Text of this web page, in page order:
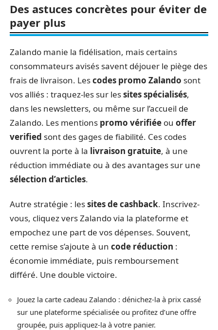
Des astuces concrètes pour éviter de
payer plus
Zalando manie la fidélisation, mais certains
consommateurs avisés savent déjouer le piège des
frais de livraison. Lescodes promo Zalando sont
vos alliés : traquez-les sur lessites spécialisés,
dans les newsletters, ou même sur l’accueil de
Zalando. Les mentions promo vérifiée ou offer
verified sont des gages de fiabilité. Ces codes
ouvrent la porte à la livraison gratuite, à une
réduction immédiate ou à des avantages sur une
sélection d’articles.
Autre stratégie : lessites de cashback. Inscrivez-
vous, cliquez vers Zalando via la plateforme et
empochez une part de vos dépenses. Souvent,
cette remise s’ajoute à un code réduction :
économie immédiate, puis remboursement
différé. Une double victoire.
Jouez la carte cadeau Zalando : dénichez-la à prix cassé
sur une plateforme spécialisée ou profitez d’une offre
groupée, puis appliquez-la à votre panier.